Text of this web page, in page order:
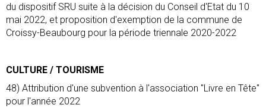
du dispositif SRU suite à la décision du Conseil d'Etat du 10
mai 2022, et proposition d'exemption de la commune de
Croissy-Beaubourg pour la période triennale 2020-2022
CULTURE / TOURISME
48) Attribution d'une subvention à l'association "Livre en Tête"
pour l'année 2022